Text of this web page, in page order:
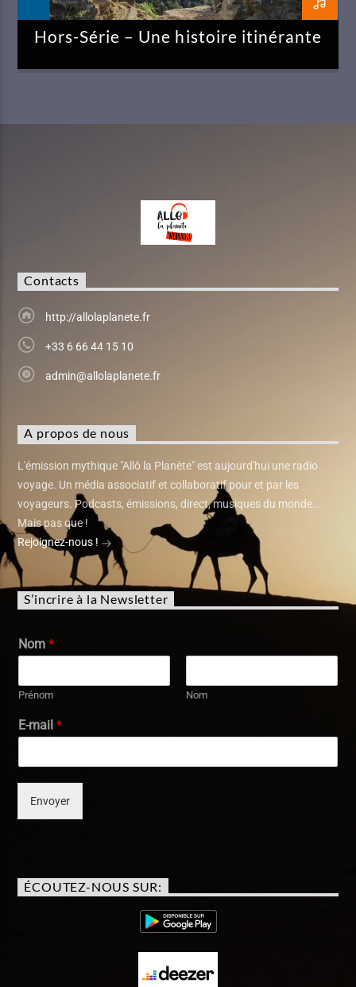
Hors-Série – Une histoire itinérante
Contacts
http://allolaplanete.fr
+33 6 66 44 15 10
admin@allolaplanete.fr
A propos de nous
L'émission mythique "Allô la Planète" est aujourd'hui une radio
voyage. Un média associatif et collaboratif pour et par les
voyageurs. Podcasts, émissions, direct, musiques du monde...
Mais pas que !
Rejoignez-nous !
S’incrire à la Newsletter
Nom*
Prénom Nom
E-mail*
Envoyer
ÉCOUTEZ-NOUS SUR: